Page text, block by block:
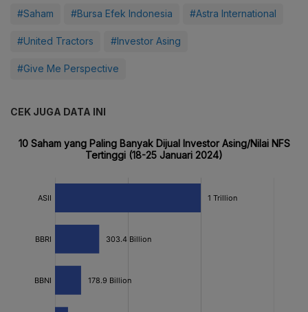
#Saham #Bursa Efek Indonesia #Astra International
#United Tractors #Investor Asing
#Give Me Perspective
CEK JUGA DATA INI